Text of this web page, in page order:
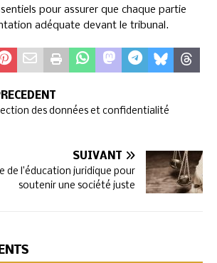
pour assurer que chaque partie
adéquate devant le tribunal.
des données et confidentialité
SUIVANT
de l’éducation juridique pour
soutenir une société juste